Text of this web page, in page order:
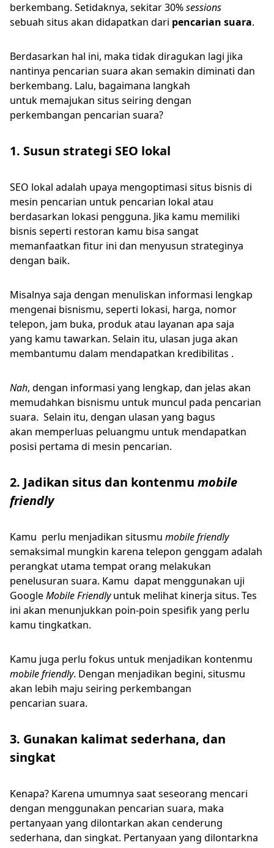
berkembang. Setidaknya, sekitar 30%sessions
sebuah situs akan didapatkan dari pencarian suara.
Berdasarkan hal ini, maka tidak diragukan lagi jika
nantinya pencarian suara akan semakin diminati dan
berkembang. Lalu, bagaimana langkah
untuk memajukan situs seiring dengan
perkembangan pencarian suara?
1. Susun strategi SEO lokal
SEO lokal adalah upaya mengoptimasi situs bisnis di
mesin pencarian untuk pencarian lokal atau
berdasarkan lokasi pengguna. Jika kamu memiliki
bisnis seperti restoran kamu bisa sangat
memanfaatkan fitur ini dan menyusun strateginya
dengan baik.
Misalnya saja dengan menuliskan informasi lengkap
mengenai bisnismu, seperti lokasi, harga, nomor
telepon, jam buka, produk atau layanan apa saja
yang kamu tawarkan. Selain itu, ulasan juga akan
membantumu dalam mendapatkan kredibilitas .
Nah, dengan informasi yang lengkap, dan jelas akan
memudahkan bisnismu untuk muncul pada pencarian
suara. Selain itu, dengan ulasan yang bagus
akan memperluas peluangmu untuk mendapatkan
posisi pertama di mesin pencarian.
2. Jadikan situs dan kontenmu mobile
friendly
Kamu perlu menjadikan situsmu mobile friendly
semaksimal mungkin karena telepon genggam adalah
perangkat utama tempat orang melakukan
penelusuran suara. Kamu dapat menggunakan uji
GoogleMobile Friendlyuntuk melihat kinerja situs. Tes
ini akan menunjukkan poin-poin spesifik yang perlu
kamu tingkatkan.
Kamu juga perlu fokus untuk menjadikan kontenmu
mobile friendly. Dengan menjadikan begini, situsmu
akan lebih maju seiring perkembangan
pencarian suara.
3. Gunakan kalimat sederhana, dan
singkat
Kenapa? Karena umumnya saat seseorang mencari
dengan menggunakan pencarian suara, maka
pertanyaan yang dilontarkan akan cenderung
sederhana, dan singkat. Pertanyaan yang dilontarkna